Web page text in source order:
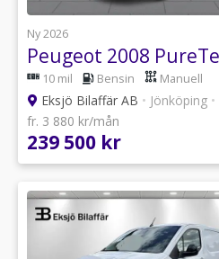
Ny 2026
10 mil Bensin Manuell
Eksjö Bilaffär AB • Jönköping •
fr. 3 880 kr/mån
239 500 kr